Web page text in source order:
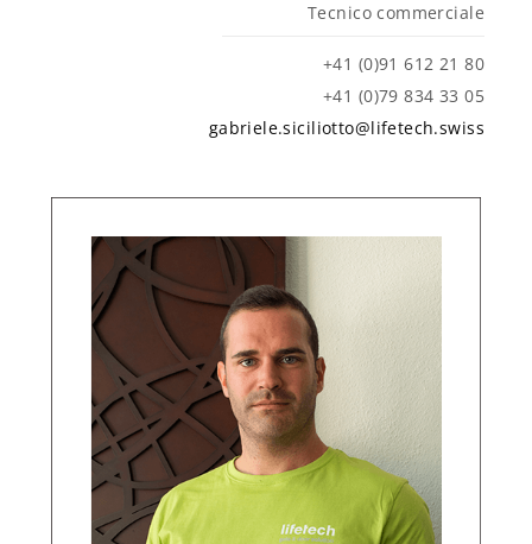
Tecnico commerciale
+41 (0)91 612 21 80
+41 (0)79 834 33 05
gabriele.siciliotto@lifetech.swiss